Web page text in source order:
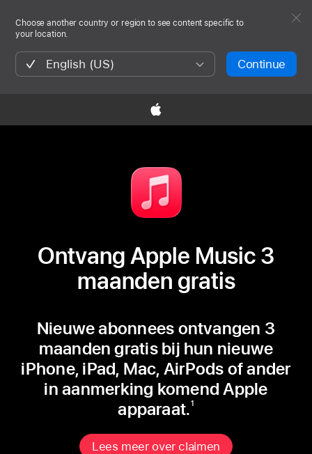
Choose another country or region to see content specific to
your location.
English (US) Continue

Ontvang Apple Music 3
maanden gratis
Nieuwe abonnees ontvangen 3
maanden gratis bij hun nieuwe
iPhone, iPad, Mac, AirPods of ander
in aanmerking komend Apple
apparaat. 1
Lees meer over claimen